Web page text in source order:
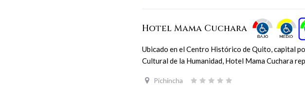
Hotel Mama Cuchara
Ubicado en el Centro Histórico de Quito, capital
Cultural de la Humanidad, Hotel Mama Cuchara
Pichincha